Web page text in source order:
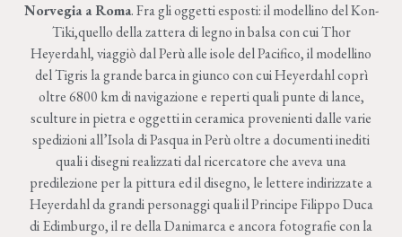
Norvegia a Roma. Fra gli oggetti esposti: il modellino del Kon-
Tiki,quello della zattera di legno in balsa con cui Thor
Heyerdahl, viaggiò dal Perù alle isole del Pacifico, il modellino
del Tigris la grande barca in giunco con cui Heyerdahl coprì
oltre 6800 km di navigazione e reperti quali punte di lance,
sculture in pietra e oggetti in ceramica provenienti dalle varie
spedizioni all’Isola di Pasqua in Perù oltre a documenti inediti
quali i disegni realizzati dal ricercatore che aveva una
predilezione per la pittura ed il disegno, le lettere indirizzate a
Heyerdahl da grandi personaggi quali il Principe Filippo Duca
di Edimburgo, il re della Danimarca e ancora fotografie con la